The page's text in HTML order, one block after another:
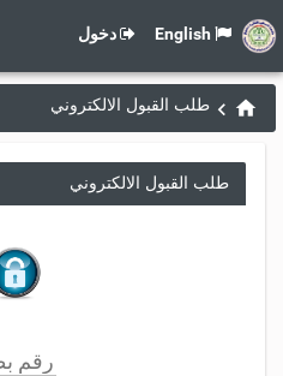
دخول
طلب القبول الالكتروني
طلب القبول الالكتروني